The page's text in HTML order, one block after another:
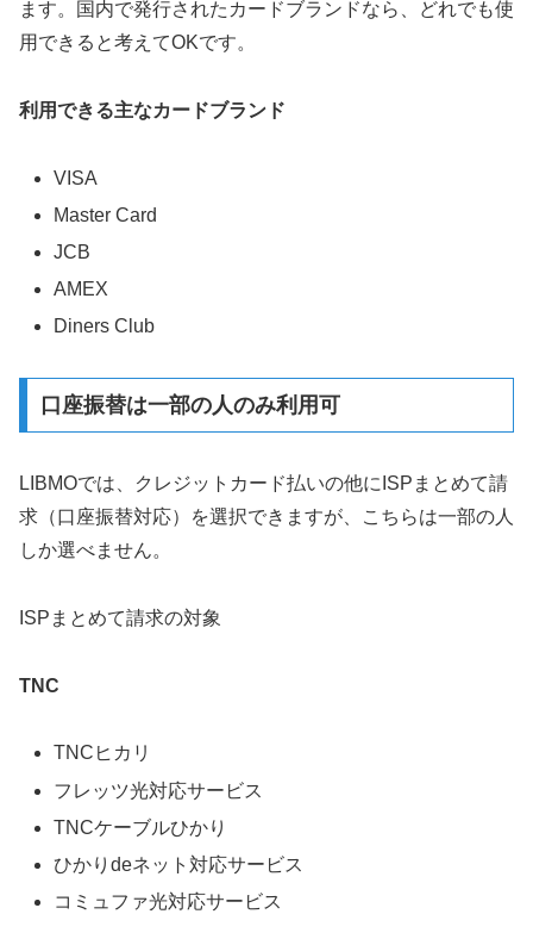
ます。国内で発行されたカードブランドなら、どれでも使
用できると考えてOKです。
利用できる主なカードブランド
VISA
Master Card
JCB
AMEX
Diners Club
口座振替は一部の人のみ利用可
LIBMOでは、クレジットカード払いの他にISPまとめて請
求（口座振替対応）を選択できますが、こちらは一部の人
しか選べません。
ISPまとめて請求の対象
TNC
TNCヒカリ
フレッツ光対応サービス
TNCケーブルひかり
ひかりdeネット対応サービス
コミュファ光対応サービス